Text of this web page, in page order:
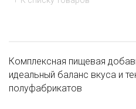
Комплексная пищевая
идеальный баланс вкуса и
полуфабрикатов